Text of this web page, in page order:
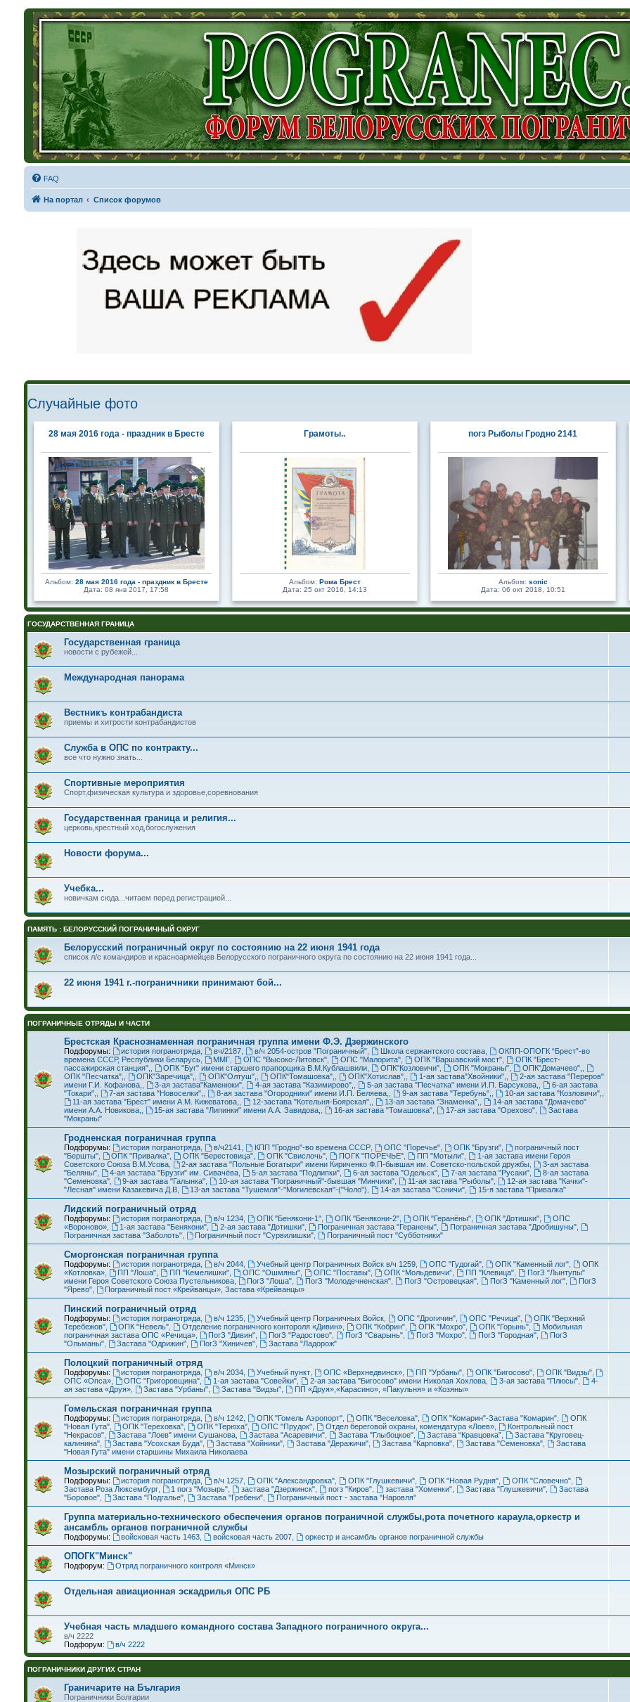
FAQ
На портал Список форумов
Случайные фото
28 мая 2016 года - праздник в Бресте
Альбом: 28 мая 2016 года - праздник в Бресте
Дата: 08 янв 2017, 17:58
Грамоты..
Альбом: Рома Брест
Дата: 25 окт 2016, 14:13
погз Рыболы Гродно 2141
Альбом: sonic
Дата: 06 окт 2018, 10:51
ГОСУДАРСТВЕННАЯ ГРАНИЦА
Государственная граница
новости с рубежей...
Международная панорама
Вестникъ контрабандиста
приемы и хитрости контрабандистов
Служба в ОПС по контракту...
все что нужно знать...
Спортивные мероприятия
Спорт,физическая культура и здоровье,соревнования
Государственная граница и религия...
церковь,крестный ход,богослужения
Новости форума...
Учебка...
новичкам сюда...читаем перед регистрацией...
ПАМЯТЬ : БЕЛОРУССКИЙ ПОГРАНИЧНЫЙ ОКРУГ
Белорусский пограничный округ по состоянию на 22 июня 1941 года
список л/с командиров и красноармейцев Белорусского пограничного округа по состоянию на 22 июня 1941 года...
22 июня 1941 г.-пограничники принимают бой...
ПОГРАНИЧНЫЕ ОТРЯДЫ И ЧАСТИ
Брестская Краснознаменная пограничная группа имени Ф.Э. Дзержинского
Подфорумы: история погранотряда вч/2187 в/ч 2054-остров "Пограничный" Школа сержантского состава,
ОКПП-ОПОГК “Брест”-во
времена СССР, Республики Беларусь, ММГ ОПС "Высоко-Литовск" ОПС "Малорита" ОПК "Варшавский мост",
ОПК "Брест-
пассажирская станция",
ОПК "Буг" имени старшего прапорщика В.М.Кублашвили ОПК"Козловичи" ОПК "Мокраны" ОПК"Домачево",
ОПК "Песчатка",
ОПК"Заречица", ОПК"Олтуш", ОПК"Томашовка", ОПК"Хотислав", 1-ая застава"Хвойники",
2-ая застава "Переров"
имени Г.И. Кофанова,
3-ая застава"Каменюки" 4-ая застава "Казимирово", 5-ая застава "Песчатка" имени И.П. Барсукова,
6-ая застава
"Токари",
7-ая застава "Новоселки", 8-ая застава "Огородники" имени И.П. Беляева, 9-ая застава "Теребунь", 10-ая застава "Козловичи",
11-ая застава "Брест" имени А.М. Кижеватова,
12-застава "Котельня-Боярская", 13-ая застава "Знаменка",
14-ая застава "Домачево"
имени А.А. Новикова,
15-ая застава "Липинки" имени А.А. Завидова, 16-ая застава "Томашовка" 17-ая застава "Орехово"
Застава
"Мокраны"
Гродненская пограничная группа
Подфорумы: история погранотряда в/ч2141 КПП "Гродно"-во времена СССР ОПС "Поречье", ОПК "Брузги",
пограничный пост
"Бершты", ОПК "Привалка" ОПК "Берестовица" ОПК "Свислочь" ПОГК "ПОРЕЧЬЕ", ПП "Мотыли",
1-ая застава имени Героя
Советского Союза В.М.Усова, 2-ая застава "Польные Богатыри" имени Кириченко Ф.П-бывшая им. Советско-польской дружбы
3-ая застава
"Беляны", 4-ая застава "Брузги" им. Сивачёва 5-ая застава "Подлипки" 6-ая застава "Одельск" 7-ая застава "Русаки",
8-ая застава
"Семеновка", 9-ая застава "Галынка" 10-ая застава "Пограничный"-бывшая "Минчики" 11-ая застава "Рыболы"
12-ая застава "Качки"-
"Лесная" имени Казакевича Д.В, 13-ая застава "Тушемля"-"Могилёвская"-("Чоло") 14-ая застава "Соничи" 15-я застава "Привалка"
Лидский пограничный отряд
Подфорумы: история погранотряда в/ч 1234 ОПК "Бенякони-1" ОПК "Бенякони-2", ОПК "Геранёны", ОПК "Дотишки",
ОПС
«Вороново», 1-ая застава "Бенякони" 2-ая застава "Дотишки" Пограничная застава "Геранены" Пограничная застава "Дробишуны",
Пограничная застава "Заболоть", Пограничный пост "Сурвилишки" Пограничный пост "Субботники"
Сморгонская пограничная группа
Подфорумы: история погранотряда в/ч 2044 Учебный центр Пограничных Войск в/ч 1259 ОПС "Гудогай", ОПК "Каменный лог",
ОПК
«Котловка», ПП "Лоша" ПП "Кемелишки" ОПС "Ошмяны" ОПС "Поставы", ОПК “Мольдевичи”, ПП "Клевица",
ПогЗ "Лынтупы"
имени Героя Советского Союза Пустельникова, ПогЗ "Лоша" ПогЗ "Молодечненская" ПогЗ "Островецкая" ПогЗ "Каменный лог",
ПогЗ
"Ярево", Пограничный пост «Крейванцы», Застава «Крейванцы»
Пинский пограничный отряд
Подфорумы: история погранотряда в/ч 1235 Учебный центр Пограничных Войск ОПС "Дрогичин", ОПС "Речица",
ОПК "Верхний
Теребежов", ОПК "Невель" Отделение пограничного контороля «Дивин» ОПК "Кобрин" ОПК "Мохро", ОПК "Горынь",
Мобильная
пограничная застава ОПС «Речица», ПогЗ "Дивин" ПогЗ "Радостово" ПогЗ "Сварынь" ПогЗ "Мохро", ПогЗ "Городная",
ПогЗ
"Ольманы", Застава "Одрижин" ПогЗ "Хиничев" Застава "Ладорож"
Полоцкий пограничный отряд
Подфорумы: история погранотряда в/ч 2034 Учебный пункт ОПС «Верхнедвинск», ПП "Урбаны", ОПК "Бигосово", ОПК "Видзы",
ОПС «Опса», ОПС "Григоровщина" 1-ая застава "Совейки" 2-ая застава "Бигосово" имени Николая Хохлова 3-ая застава "Плюсы",
4-
ая застава «Друя», Застава "Урбаны" Застава "Видзы" ПП «Друя»,«Карасино», «Пакульня» и «Козяны»
Гомельская пограничная группа
Подфорумы: история погранотряда в/ч 1242 ОПК "Гомель Аэропорт" ОПК "Веселовка", ОПК "Комарин"-Застава "Комарин",
ОПК
"Новая Гута", ОПК "Тереховка" ОПК "Терюха" ОПС "Прудок" Отдел береговой охраны, комендатура «Лоев»,
Контрольный пост
"Некрасов", Застава "Лоев" имени Сушанова Застава "Асаревичи" Застава "Глыбоцкое" Застава “Кравцовка”,
Застава "Круговец-
калинина", Застава "Усохская Буда" Застава "Хойники" Застава "Деражичи" Застава "Карповка", Застава "Семеновка",
Застава
"Новая Гута" имени старшины Михаила Николаева
Мозырский пограничный отряд
Подфорумы: история погранотряда в/ч 1257 ОПК "Александровка" ОПК "Глушкевичи", ОПК "Новая Рудня", ОПК "Словечно",
Застава Роза Люксембург, 1 погз "Мозырь" застава "Дзержинск" погз "Киров" застава "Хоменки", Застава "Глушкевичи",
Застава
"Боровое", Застава "Подгалье" Застава "Гребени" Пограничный пост - застава "Наровля"
Группа материально-технического обеспечения органов пограничной службы,рота почетного караула,оркестр и
ансамбль органов пограничной службы
Подфорумы: войсковая часть 1463 войсковая часть 2007 оркестр и ансамбль органов пограничной службы
ОПОГК"Минск"
Подфорум: Отряд пограничного контроля «Минск»
Отдельная авиационная эскадрилья ОПС РБ
Учебная часть младшего командного состава Западного пограничного округа...
в/ч 2222
Подфорум:
в/ч 2222
ПОГРАНИЧНИКИ ДРУГИХ СТРАН
Граничарите на България
Пограничники Болгарии